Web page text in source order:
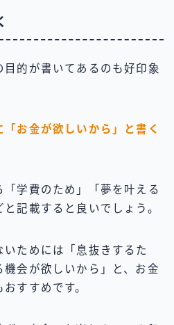
的が書いてあるのも好印象
お金が欲しいから」と書く
学費のため」「夢を叶える
記載すると良いでしょう。
ためには「息抜きするた
会が欲しいから」と、お金
すすめです。